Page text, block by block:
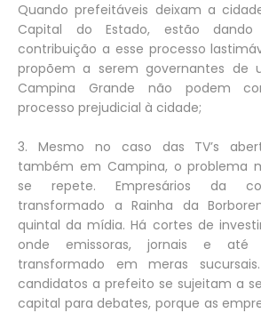
Quando prefeitáveis deixam a
Capital do Estado, estão
contribuição a esse processo
propõem a serem governantes de
Campina Grande não podem
processo prejudicial à cidade;
3. Mesmo no caso das TV’s
também em Campina, o problema
se repete. Empresários da
transformado a Rainha da
quintal da mídia. Há cortes de
onde emissoras, jornais e
transformado em meras
candidatos a prefeito se sujeitam a
capital para debates, porque as